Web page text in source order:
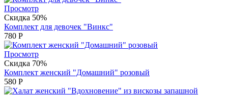
Просмотр
Скидка 50%
Комплект для девочек "Винкс"
780 Р
Просмотр
Скидка 70%
Комплект женский "Домашний" розовый
580 Р